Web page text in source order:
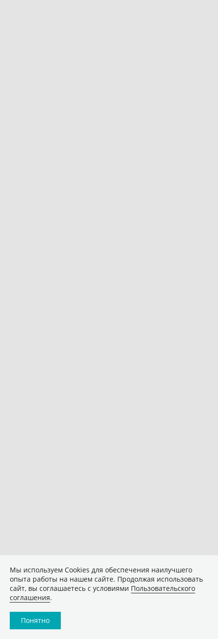
Мы используем Сookies для обеспечения наилучшего
опыта работы на нашем сайте. Продолжая использовать
сайт, вы соглашаетесь с условиями Пользовательского
соглашения.
Понятно